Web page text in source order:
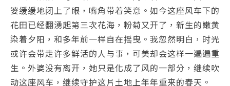
婆缓缓地闭上了眼，嘴角带着笑意。如今这座风车下的
花田已经翻湧起第三次花海，粉菊又开了，新生的嫩黄
染着夕阳，和多年前一样自在摇曳。我忽然明白，时光
或许会带走许多鲜活的人与事，可美却会这样一遍遍重
生。外婆没有离开，她只是化成了风的一部分，继续吹
动这座风车，继续守护这片土地上年年重来的春天。